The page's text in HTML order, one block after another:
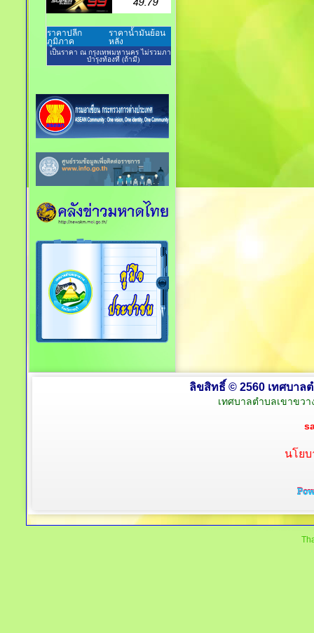
ลิขสิทธิ์ © 2560 เทศบาล
เทศบาลตำบลเขาขว
นโย